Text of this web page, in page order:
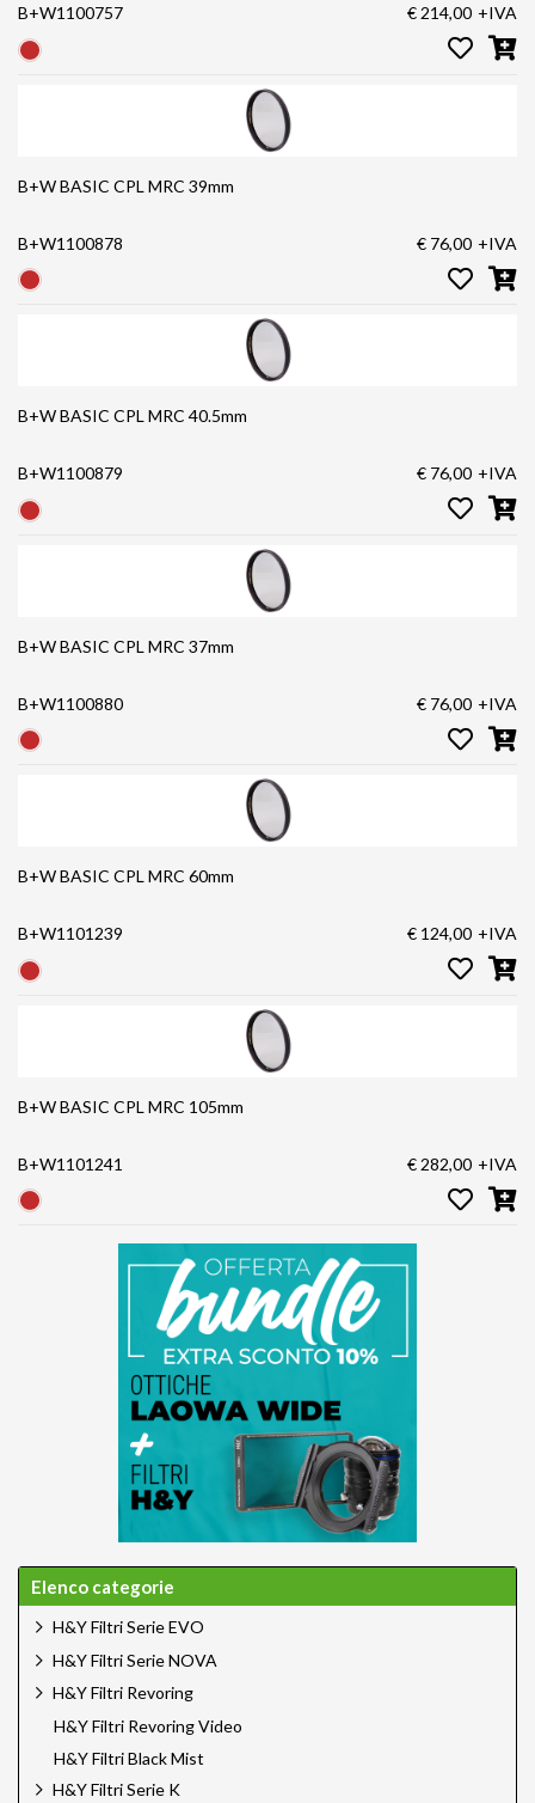
B+W1100757 € 214,00 +IVA
B+W BASIC CPL MRC 39mm
B+W1100878 € 76,00 +IVA
B+W BASIC CPL MRC 40.5mm
B+W1100879 € 76,00 +IVA
B+W BASIC CPL MRC 37mm
B+W1100880 € 76,00 +IVA
B+W BASIC CPL MRC 60mm
B+W1101239 € 124,00 +IVA
B+W BASIC CPL MRC 105mm
B+W1101241 € 282,00 +IVA
Elenco categorie
H&Y Filtri Serie EVO
H&Y Filtri Serie NOVA
H&Y Filtri Revoring
H&Y Filtri Revoring Video
H&Y Filtri Black Mist
H&Y Filtri Serie K